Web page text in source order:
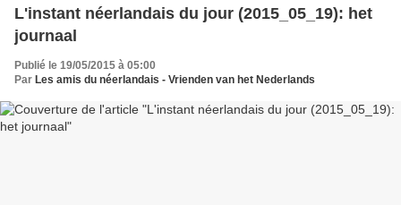
L'instant néerlandais du jour (2015_05_19): het
journaal
Publié le 19/05/2015 à 05:00
Par Les amis du néerlandais - Vrienden van het Nederlands